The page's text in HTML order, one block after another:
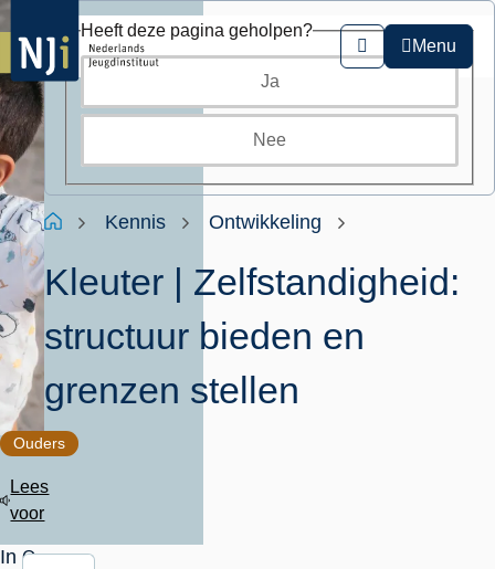
Overslaan
en
naar
de
inhoud
gaan
Zoeken
Menu
Kruimelpad
HomeKennis Ontwikkeling
Kleuter | Zelfstandigheid:
structuur bieden en
grenzen stellen
Ouders
Lees
voor
In Op
Heeft deze pagina geholpen?
Ja
Nee